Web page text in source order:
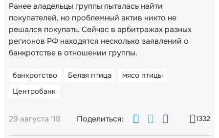
Ранее владельцы группы пыталась найти
покупателей, но проблемный актив никто не
решался покупать. Сейчас в арбитражах разных
регионов РФ находятся несколько заявлений о
банкротстве в отношении группы.
банкротство Белая птица
мясо птицы
Центробанк
29 августа '18 Поделиться: 1332